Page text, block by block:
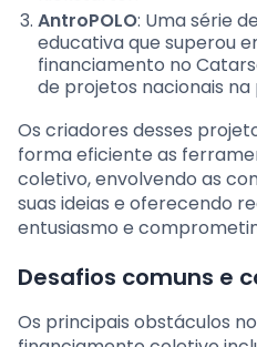
AntroPOLO: Uma série
educativa que superou
financiamento no
de projetos nacionais
Os criadores desses
forma eficiente as
coletivo, envolvendo as
suas ideias e oferecendo
entusiasmo e
Desafios comuns e
Os principais obstáculos